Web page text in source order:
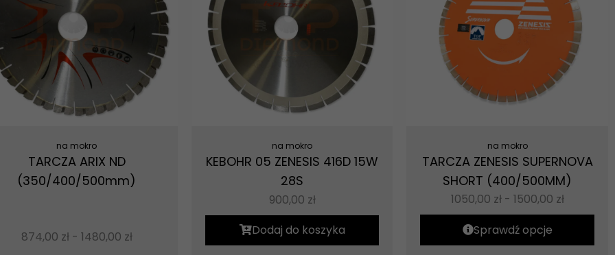
na mokro
TARCZA ARIX ND
(350/400/500mm)
874,00 zł - 1480,00 zł
na mokro
KEBOHR 05 ZENESIS 416D 15W
28S
900,00 zł
Dodaj do koszyka
na mokro
TARCZA ZENESIS SUPERNOVA
SHORT (400/500MM)
1050,00 zł - 1500,00 zł
Sprawdź opcje
nie są
opcjonalne. Są
one potrzebne